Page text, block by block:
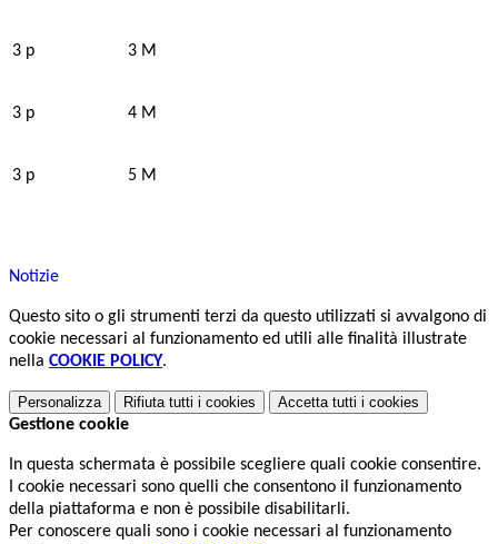
3 p 3 M
3 p 4 M
3 p 5 M
Notizie
Questo sito o gli strumenti terzi da questo utilizzati si avvalgono di
cookie necessari al funzionamento ed utili alle finalità illustrate
nella COOKIE POLICY.
Personalizza Rifiuta tutti i cookies Accetta tutti i cookies
Gestione cookie
In questa schermata è possibile scegliere quali cookie consentire.
I cookie necessari sono quelli che consentono il funzionamento
della piattaforma e non è possibile disabilitarli.
Per conoscere quali sono i cookie necessari al funzionamento